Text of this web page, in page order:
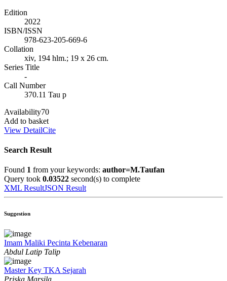
Edition
2022
ISBN/ISSN
978-623-205-669-6
Collation
xiv, 194 hlm.; 19 x 26 cm.
Series Title
-
Call Number
370.11 Tau p
Availability70
Add to basket
View DetailCite
Search Result
Found 1 from your keywords: author=M.Taufan
Query took 0.03522 second(s) to complete
XML ResultJSON Result
Suggestion
Imam Maliki Pecinta Kebenaran
Abdul Latip Talip
Master Key TKA Sejarah
Priska Marsila